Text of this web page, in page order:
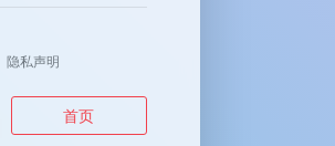
、隐私声明
首页